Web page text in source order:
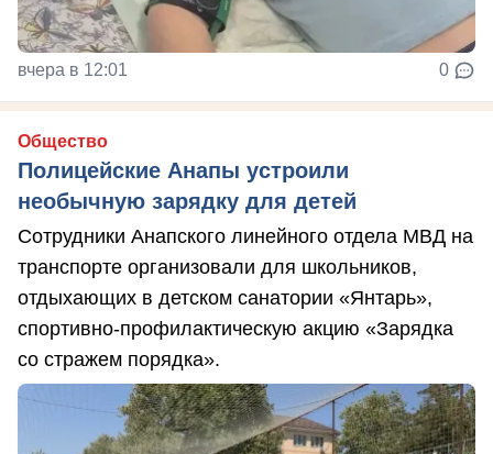
вчера в 12:01 0
Общество
Полицейские Анапы устроили
необычную зарядку для детей
Сотрудники Анапского линейного отдела МВД на
транспорте организовали для школьников,
отдыхающих в детском санатории «Янтарь»,
спортивно-профилактическую акцию «Зарядка
со стражем порядка».